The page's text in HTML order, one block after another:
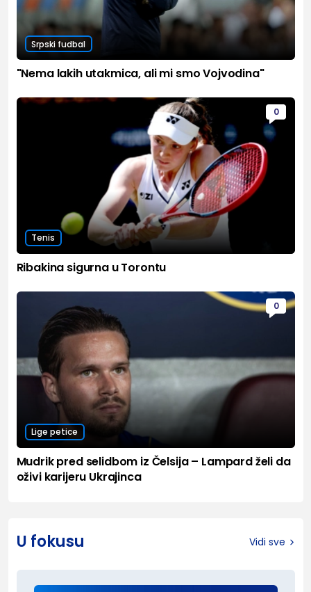
Srpski fudbal
"Nema lakih utakmica, ali mi smo Vojvodina"
0
Tenis
Ribakina sigurna u Torontu
0
Lige petice
Mudrik pred selidbom iz Čelsija – Lampard želi da
oživi karijeru Ukrajinca
U fokusu Vidi sve